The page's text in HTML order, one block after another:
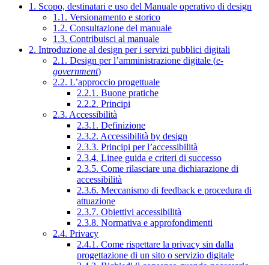
1. Scopo, destinatari e uso del Manuale operativo di design
1.1. Versionamento e storico
1.2. Consultazione del manuale
1.3. Contribuisci al manuale
2. Introduzione al design per i servizi pubblici digitali
2.1. Design per l’amministrazione digitale (e-
government)
2.2. L’approccio progettuale
2.2.1. Buone pratiche
2.2.2. Principi
2.3. Accessibilità
2.3.1. Definizione
2.3.2. Accessibilità by design
2.3.3. Principi per l’accessibilità
2.3.4. Linee guida e criteri di successo
2.3.5. Come rilasciare una dichiarazione di
accessibilità
2.3.6. Meccanismo di feedback e procedura di
attuazione
2.3.7. Obiettivi accessibilità
2.3.8. Normativa e approfondimenti
2.4. Privacy
2.4.1. Come rispettare la privacy sin dalla
progettazione di un sito o servizio digitale